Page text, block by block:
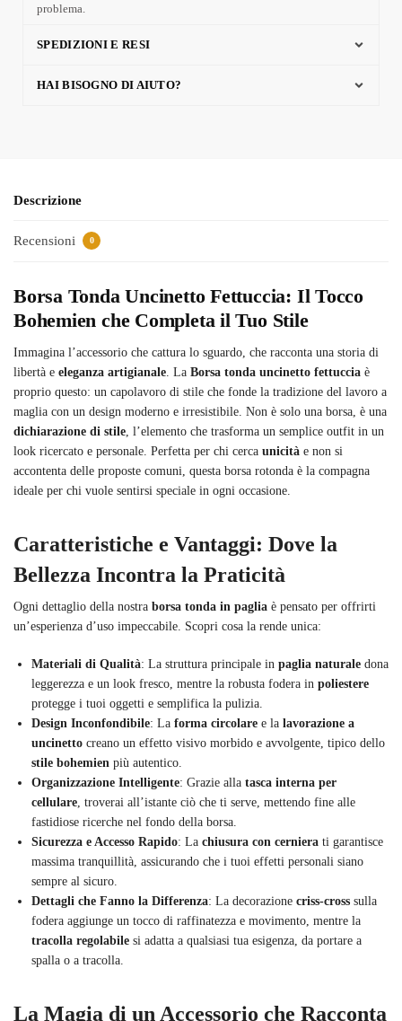
problema.
SPEDIZIONI E RESI
HAI BISOGNO DI AIUTO?
Descrizione
Recensioni 0
Borsa Tonda Uncinetto Fettuccia: Il Tocco
Bohemien che Completa il Tuo Stile
Immagina l’accessorio che cattura lo sguardo, che racconta una storia di
libertà e eleganza artigianale. La Borsa tonda uncinetto fettuccia è
proprio questo: un capolavoro di stile che fonde la tradizione del lavoro a
maglia con un design moderno e irresistibile. Non è solo una borsa, è una
dichiarazione di stile, l’elemento che trasforma un semplice outfit in un
look ricercato e personale. Perfetta per chi cerca unicità e non si
accontenta delle proposte comuni, questa borsa rotonda è la compagna
ideale per chi vuole sentirsi speciale in ogni occasione.
Caratteristiche e Vantaggi: Dove la
Bellezza Incontra la Praticità
Ogni dettaglio della nostra borsa tonda in paglia è pensato per offrirti
un’esperienza d’uso impeccabile. Scopri cosa la rende unica:
Materiali di Qualità: La struttura principale in paglia naturale dona
leggerezza e un look fresco, mentre la robusta fodera in poliestere
protegge i tuoi oggetti e semplifica la pulizia.
Design Inconfondibile: La forma circolare e la lavorazione a
uncinetto creano un effetto visivo morbido e avvolgente, tipico dello
stile bohemien più autentico.
Organizzazione Intelligente: Grazie alla tasca interna per
cellulare , troverai all’istante ciò che ti serve, mettendo fine alle
fastidiose ricerche nel fondo della borsa.
Sicurezza e Accesso Rapido: La chiusura con cerniera ti garantisce
massima tranquillità, assicurando che i tuoi effetti personali siano
sempre al sicuro.
Dettagli che Fanno la Differenza: La decorazione criss-cross sulla
fodera aggiunge un tocco di raffinatezza e movimento, mentre la
tracolla regolabile si adatta a qualsiasi tua esigenza, da portare a
spalla o a tracolla.
La Magia di un Accessorio che Racconta